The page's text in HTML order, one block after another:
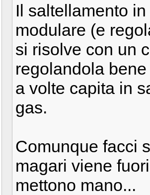
Il saltellamento
modulare (e
si risolve con un
regolandola
a volte capita in
gas.
Comunque facci
magari viene
mettono mano...